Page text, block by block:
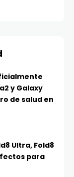
y Galaxy
de salud en
Ultra, Fold8
para